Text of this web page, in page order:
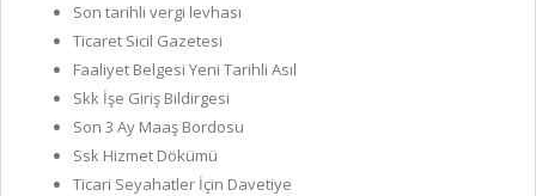
Son tarihli vergi levhası
Ticaret Sicil Gazetesi
Faaliyet Belgesi Yeni Tarihli Asıl
Skk İşe Giriş Bildirgesi
Son 3 Ay Maaş Bordosu
Ssk Hizmet Dökümü
Ticari Seyahatler İçin Davetiye